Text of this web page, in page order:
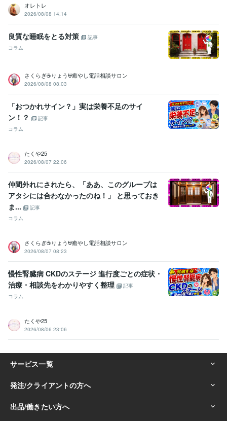
オレトレ
2026/08/08 14:14
良質な睡眠をとる対策
記事
コラム
さくらぎ☕りょう⛎癒やし電話相談サロン
2026/08/08 08:03
「おつかれサイン？」実は栄養不足のサイ
ン！？
記事
コラム
たくや25
2026/08/07 22:06
仲間外れにされたら、「ああ、このグループは
アタシには合わなかったのね！」 と思っておき
ま...
記事
コラム
さくらぎ☕りょう⛎癒やし電話相談サロン
2026/08/07 08:23
慢性腎臓病 CKDのステージ 進行度ごとの症状・
治療・相談先をわかりやすく整理
記事
コラム
たくや25
2026/08/06 23:06